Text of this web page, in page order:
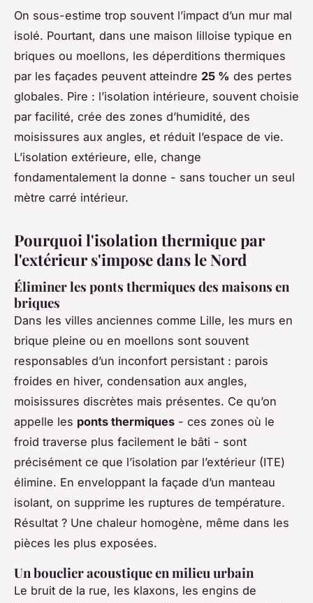
On sous-estime trop souvent l’impact d’un mur mal
isolé. Pourtant, dans une maison lilloise typique en
briques ou moellons, les déperditions thermiques
par les façades peuvent atteindre 25 % des pertes
globales. Pire : l’isolation intérieure, souvent choisie
par facilité, crée des zones d’humidité, des
moisissures aux angles, et réduit l’espace de vie.
L’isolation extérieure, elle, change
fondamentalement la donne - sans toucher un seul
mètre carré intérieur.
Pourquoi l'isolation thermique par
l'extérieur s'impose dans le Nord
Éliminer les ponts thermiques des maisons en
briques
Dans les villes anciennes comme Lille, les murs en
brique pleine ou en moellons sont souvent
responsables d’un inconfort persistant : parois
froides en hiver, condensation aux angles,
moisissures discrètes mais présentes. Ce qu’on
appelle les ponts thermiques - ces zones où le
froid traverse plus facilement le bâti - sont
précisément ce que l’isolation par l’extérieur (ITE)
élimine. En enveloppant la façade d’un manteau
isolant, on supprime les ruptures de température.
Résultat ? Une chaleur homogène, même dans les
pièces les plus exposées.
Un bouclier acoustique en milieu urbain
Le bruit de la rue, les klaxons, les engins de